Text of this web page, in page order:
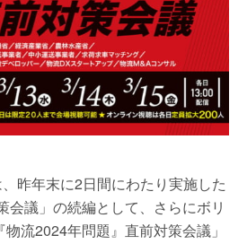
昨年末に2日間にわたり実施した
会議」の続編として、さらにボリ
流2024年問題』直前対策会議」